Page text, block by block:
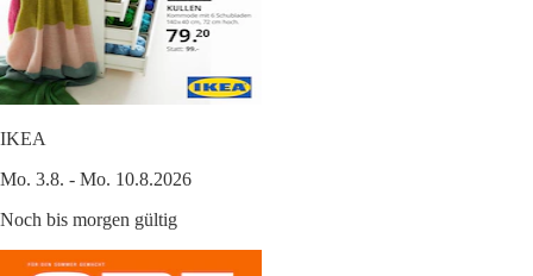
IKEA
Mo. 3.8. - Mo. 10.8.2026
Noch bis morgen gültig